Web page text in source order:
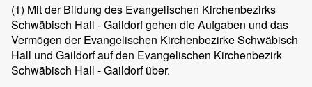
(1) Mit der Bildung des Evangelischen Kirchenbezirks
Schwäbisch Hall - Gaildorf gehen die Aufgaben und das
Vermögen der Evangelischen Kirchenbezirke Schwäbisch
Hall und Gaildorf auf den Evangelischen Kirchenbezirk
Schwäbisch Hall - Gaildorf über.